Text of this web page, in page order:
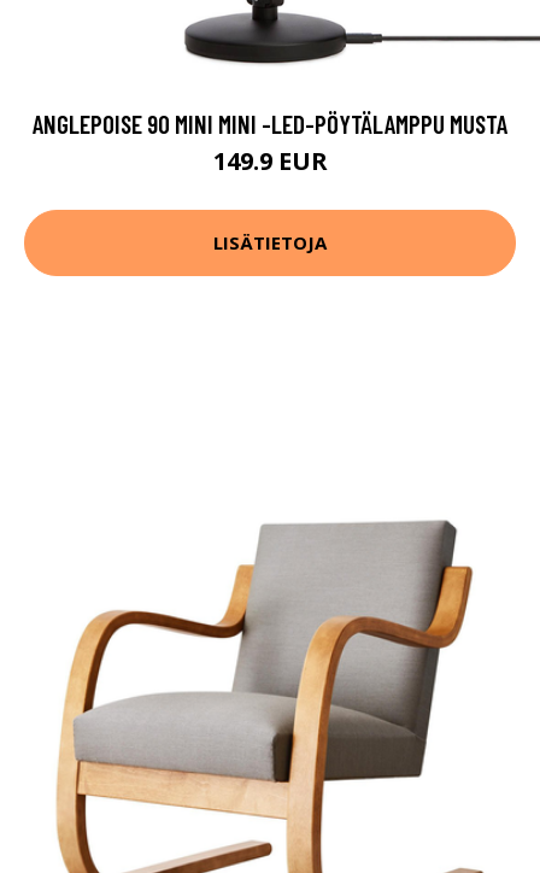
ANGLEPOISE 90 MINI MINI -LED-PÖYTÄLAMPPU MUSTA
149.9 EUR
LISÄTIETOJA